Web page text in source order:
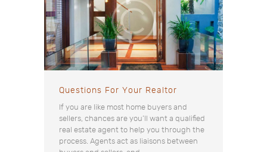
Questions For Your Realtor
If you are like most home buyers and
sellers, chances are you’ll want a qualified
real estate agent to help you through the
process. Agents act as liaisons between